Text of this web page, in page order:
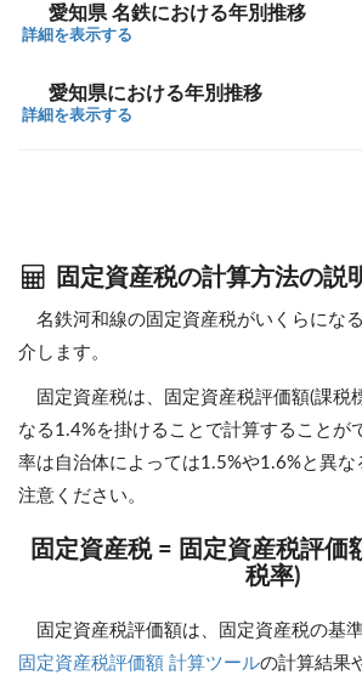
愛知県 名鉄における年別推移
詳細を表示する
愛知県における年別推移
詳細を表示する
固定資産税の計算方法の説
名鉄河和線の固定資産税がいくらにな
介します。
固定資産税は、固定資産税評価額(課税
なる1.4%を掛けることで計算することが
率は自治体によっては1.5%や1.6%と異
注意ください。
固定資産税 = 固定資産税評価
税率)
固定資産税評価額は、固定資産税の基
固定資産税評価額 計算ツールの計算結果